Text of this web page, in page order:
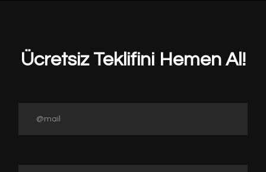
Ücretsiz Teklifini Hemen Al!